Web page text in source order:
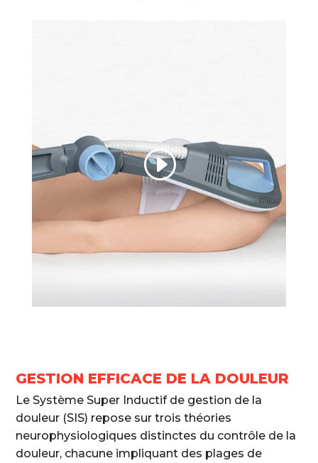
GESTION EFFICACE DE LA DOULEUR
Le Système Super Inductif de gestion de la
douleur (SIS) repose sur trois théories
neurophysiologiques distinctes du contrôle de la
douleur, chacune impliquant des plages de